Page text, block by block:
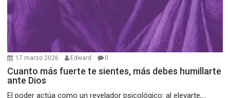
17 marzo 2026 Edward 0
Cuanto más fuerte te sientes, más debes humillarte
ante Dios
El poder actúa como un revelador psicológico: al elevarte,...